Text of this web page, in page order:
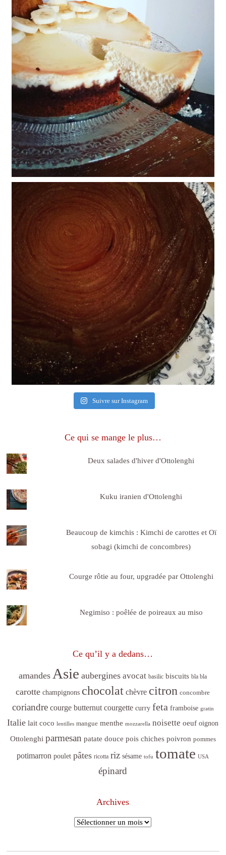
Suivre sur Instagram
Ce qui se mange le plus…
Deux salades d'hiver d'Ottolenghi
Kuku iranien d'Ottolenghi
Beaucoup de kimchis : Kimchi de carottes et Oï
sobagi (kimchi de concombres)
Courge rôtie au four, upgradée par Ottolenghi
Negimiso : poêlée de poireaux au miso
Ce qu’il y a dedans…
amandes Asie aubergines avocat basilic biscuits bla bla
carotte champignons chocolat chèvre citron concombre
coriandre courge butternut courgette curry feta framboise gratin
Italie lait coco lentilles mangue menthe mozzarella noisette oeuf oignon
Ottolenghi parmesan patate douce pois chiches poivron pommes
potimarron poulet pâtes ricotta riz sésame tofu tomate USA
épinard
Archives
Archives